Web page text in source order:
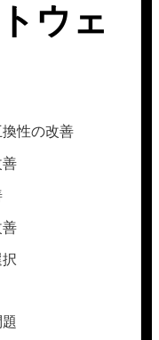
ウェ
性の改善
善
善